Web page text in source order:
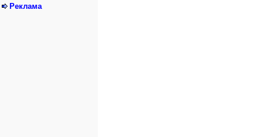
Реклама